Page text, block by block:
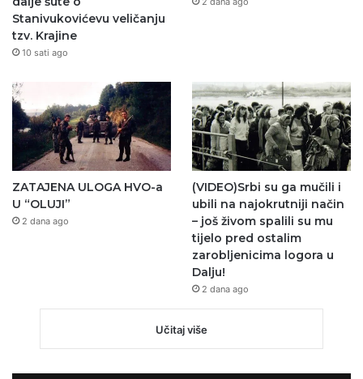
Stanivukovićevu veličanju
tzv. Krajine
10 sati ago
ZATAJENA ULOGA HVO-a
U “OLUJI”
2 dana ago
(VIDEO)Srbi su ga mučili i
ubili na najokrutniji način
– još živom spalili su mu
tijelo pred ostalim
zarobljenicima logora u
Dalju!
2 dana ago
Učitaj više